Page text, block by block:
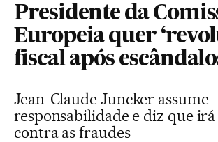
Presidente da
Europeia quer
fiscal após
Jean-Claude Juncker assume
responsabilidade e diz que
contra as fraudes